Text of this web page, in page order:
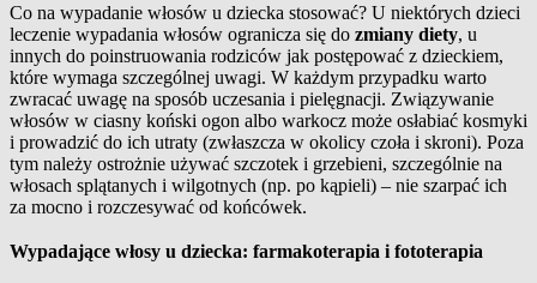
Co na wypadanie włosów u dziecka stosować? U niektórych dzieci
leczenie wypadania włosów ogranicza się do zmiany diety, u
innych do poinstruowania rodziców jak postępować z dzieckiem,
które wymaga szczególnej uwagi. W każdym przypadku warto
zwracać uwagę na sposób uczesania i pielęgnacji. Związywanie
włosów w ciasny koński ogon albo warkocz może osłabiać kosmyki
i prowadzić do ich utraty (zwłaszcza w okolicy czoła i skroni). Poza
tym należy ostrożnie używać szczotek i grzebieni, szczególnie na
włosach splątanych i wilgotnych (np. po kąpieli) – nie szarpać ich
za mocno i rozczesywać od końcówek.
Wypadające włosy u dziecka: farmakoterapia i fototerapia